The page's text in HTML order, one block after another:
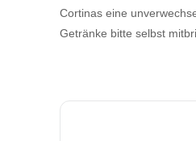
Cortinas eine
Getränke bitte selbst